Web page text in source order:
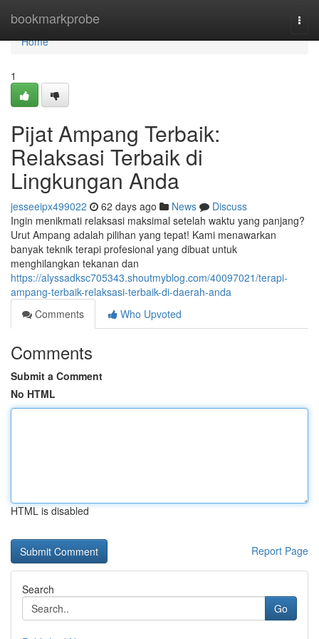
bookmarkprobe
Home
Home
1
Pijat Ampang Terbaik:
Relaksasi Terbaik di
Lingkungan Anda
jesseeipx499022 62 days ago News
Discuss
Ingin menikmati relaksasi maksimal setelah waktu yang panjang?
Urut Ampang adalah pilihan yang tepat! Kami menawarkan
banyak teknik terapi profesional yang dibuat untuk
menghilangkan tekanan dan
https://alyssadksc705343.shoutmyblog.com/40097021/terapi-
ampang-terbaik-relaksasi-terbaik-di-daerah-anda
Comments
Who Upvoted
Comments
Submit a Comment
No HTML
HTML is disabled
Report Page
Search
Go